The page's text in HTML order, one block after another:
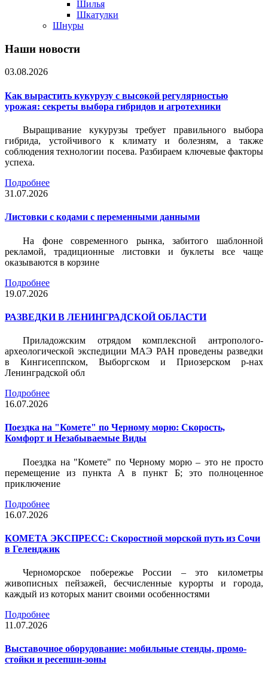
Шилья
Шкатулки
Шнуры
Наши новости
03.08.2026
Как вырастить кукурузу с высокой регулярностью
урожая: секреты выбора гибридов и агротехники
Выращивание кукурузы требует правильного выбора
гибрида, устойчивого к климату и болезням, а также
соблюдения технологии посева. Разбираем ключевые факторы
успеха.
Подробнее
31.07.2026
Листовки c кодами с переменными данными
На фоне современного рынка, забитого шаблонной
рекламой, традиционные листовки и буклеты все чаще
оказываются в корзине
Подробнее
19.07.2026
РАЗВЕДКИ В ЛЕНИНГРАДСКОЙ ОБЛАСТИ
Приладожским отрядом комплексной антрополого-
археологической экспедиции МАЭ РАН проведены разведки
в Кингисеппском, Выборгском и Приозерском р-нах
Ленинградской обл
Подробнее
16.07.2026
Поездка на "Комете" по Черному морю: Скорость,
Комфорт и Незабываемые Виды
Поездка на "Комете" по Черному морю – это не просто
перемещение из пункта А в пункт Б; это полноценное
приключение
Подробнее
16.07.2026
КОМЕТА ЭКСПРЕСС: Скоростной морской путь из Сочи
в Геленджик
Черноморское побережье России – это километры
живописных пейзажей, бесчисленные курорты и города,
каждый из которых манит своими особенностями
Подробнее
11.07.2026
Выставочное оборудование: мобильные стенды, промо-
стойки и ресепшн-зоны